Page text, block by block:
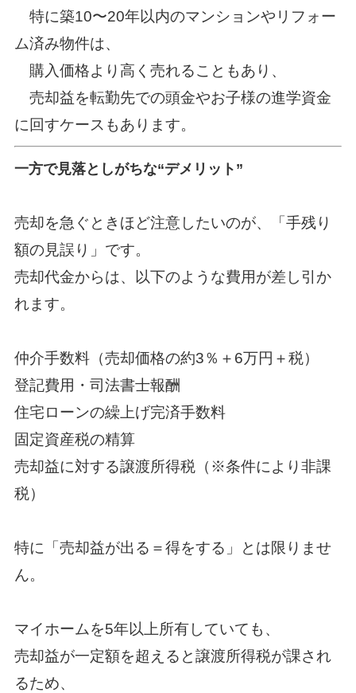
特に築10〜20年以内のマンションやリフォー
ム済み物件は、
購入価格より高く売れることもあり、
売却益を転勤先での頭金やお子様の進学資金
に回すケースもあります。
一方で見落としがちな“デメリット”
売却を急ぐときほど注意したいのが、「手残り
額の見誤り」です。
売却代金からは、以下のような費用が差し引か
れます。
仲介手数料（売却価格の約3％＋6万円＋税）
登記費用・司法書士報酬
住宅ローンの繰上げ完済手数料
固定資産税の精算
売却益に対する譲渡所得税（※条件により非課
税）
特に「売却益が出る＝得をする」とは限りませ
ん。
マイホームを5年以上所有していても、
売却益が一定額を超えると譲渡所得税が課され
るため、